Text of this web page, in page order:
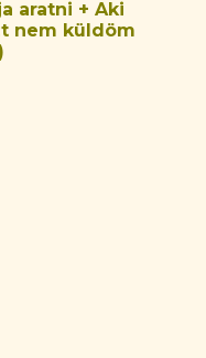
aratni + Aki
nem küldöm